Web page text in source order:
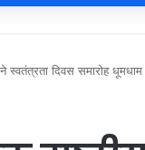
स्वतंत्रता दिवस समारोह